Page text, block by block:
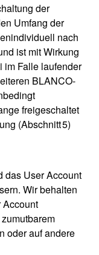
der
Umfang der
nach
ist mit Wirkung
im Falle laufender
BLANCO-
freigeschaltet
(Abschnitt 5)
das User Account
Wir behalten
Account
oder auf andere